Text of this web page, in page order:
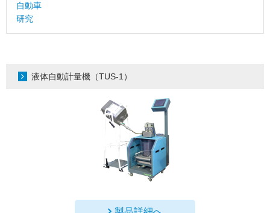
自動車
研究
液体自動計量機（TUS-1）